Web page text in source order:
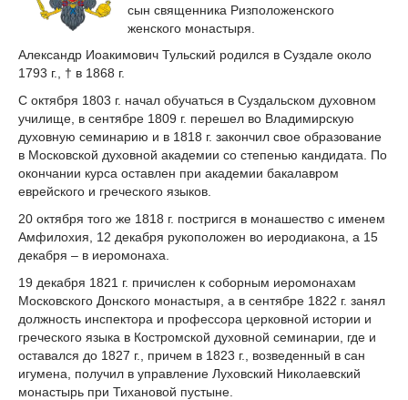
сын священника Ризположенского
женского монастыря.
Александр Иоакимович Тульский родился в Суздале около
1793 г., † в 1868 г.
С октября 1803 г. начал обучаться в Суздальском духовном
училище, в сентябре 1809 г. перешел во Владимирскую
духовную семинарию и в 1818 г. закончил свое образование
в Московской духовной академии со степенью кандидата. По
окончании курса оставлен при академии бакалавром
еврейского и греческого языков.
20 октября того же 1818 г. постригся в монашество с именем
Амфилохия, 12 декабря рукоположен во иеродиакона, а 15
декабря – в иеромонаха.
19 декабря 1821 г. причислен к соборным иеромонахам
Московского Донского монастыря, а в сентябре 1822 г. занял
должность инспектора и профессора церковной истории и
греческого языка в Костромской духовной семинарии, где и
оставался до 1827 г., причем в 1823 г., возведенный в сан
игумена, получил в управление Луховский Николаевский
монастырь при Тихановой пустыне.